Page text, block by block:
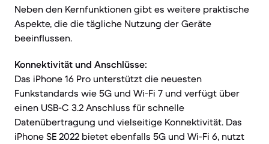
Neben den Kernfunktionen gibt es weitere praktische
Aspekte, die die tägliche Nutzung der Geräte
beeinflussen.
Konnektivität und Anschlüsse:
Das iPhone 16 Pro unterstützt die neuesten
Funkstandards wie 5G und Wi-Fi 7 und verfügt über
einen USB-C 3.2 Anschluss für schnelle
Datenübertragung und vielseitige Konnektivität. Das
iPhone SE 2022 bietet ebenfalls 5G und Wi-Fi 6, nutzt